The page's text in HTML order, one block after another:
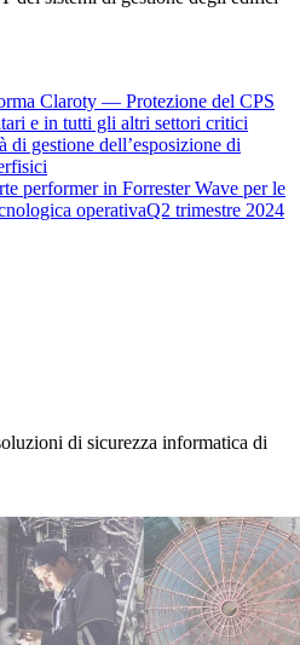
Claroty — Protezione del CPS
e in tutti gli altri settori critici
di gestione dell’esposizione di
performer in Forrester Wave per le
operativaQ2 trimestre 2024
di sicurezza informatica di